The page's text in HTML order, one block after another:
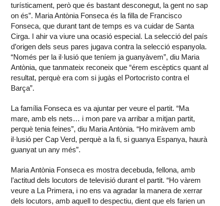
turísticament, però que és bastant desconegut, la gent no sap
on és”. Maria Antònia Fonseca és la filla de Francisco
Fonseca, que durant tant de temps es va cuidar de Santa
Cirga. I ahir va viure una ocasió especial. La selecció del país
d’origen dels seus pares jugava contra la selecció espanyola.
“Només per la il·lusió que teníem ja guanyàvem”, diu Maria
Antònia, que tanmateix reconeix que “érem escèptics quant al
resultat, perquè era com si jugàs el Portocristo contra el
Barça”.
La família Fonseca es va ajuntar per veure el partit. “Ma
mare, amb els nets… i mon pare va arribar a mitjan partit,
perquè tenia feines”, diu Maria Antònia. “Ho miràvem amb
il·lusió per Cap Verd, perquè a la fi, si guanya Espanya, haurà
guanyat un any més”.
Maria Antònia Fonseca es mostra decebuda, fellona, amb
l’actitud dels locutors de televisió durant el partit. “Ho vàrem
veure a La Primera, i no ens va agradar la manera de xerrar
dels locutors, amb aquell to despectiu, dient que els farien un